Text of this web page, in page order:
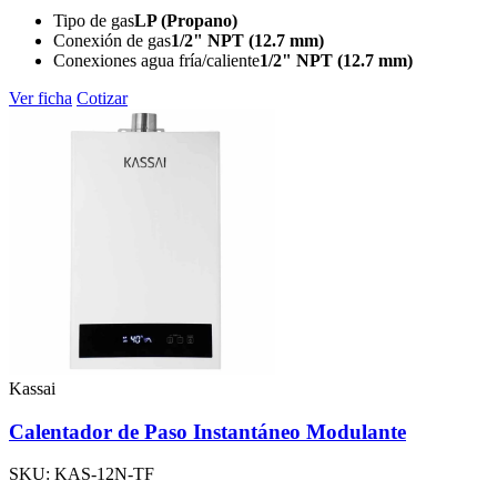
Tipo de gasLP (Propano)
Conexión de gas1/2" NPT (12.7 mm)
Conexiones agua fría/caliente1/2" NPT (12.7 mm)
Ver ficha Cotizar
Kassai
Calentador de Paso Instantáneo Modulante
SKU: KAS-12N-TF